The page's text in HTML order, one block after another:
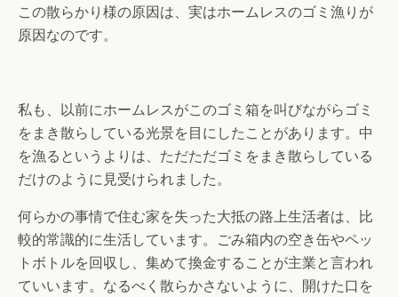
この散らかり様の原因は、実はホームレスのゴミ漁りが
原因なのです。
私も、以前にホームレスがこのゴミ箱を叫びながらゴミ
をまき散らしている光景を目にしたことがあります。中
を漁るというよりは、ただただゴミをまき散らしている
だけのように見受けられました。
何らかの事情で住む家を失った大抵の路上生活者は、比
較的常識的に生活しています。ごみ箱内の空き缶やペッ
トボトルを回収し、集めて換金することが主業と言われ
ていいます。なるべく散らかさないように、開けた口を